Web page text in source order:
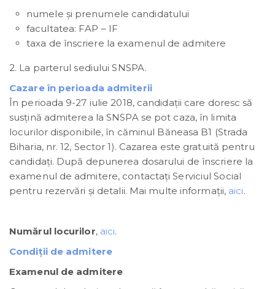
numele și prenumele candidatului
facultatea: FAP – IF
taxa de înscriere la examenul de admitere
2. La parterul sediului SNSPA.
Cazare în perioada admiterii
În perioada 9-27 iulie 2018, candidații care doresc să
susţină admiterea la SNSPA se pot caza, în limita
locurilor disponibile, în căminul Băneasa B1 (Strada
Biharia, nr. 12, Sector 1). Cazarea este gratuită pentru
candidaţi. După depunerea dosarului de înscriere la
examenul de admitere, contactaţi Serviciul Social
pentru rezervări și detalii. Mai multe informaţii, aici.
Numărul locurilor, aici.
Condiţii de admitere
Examenul de admitere